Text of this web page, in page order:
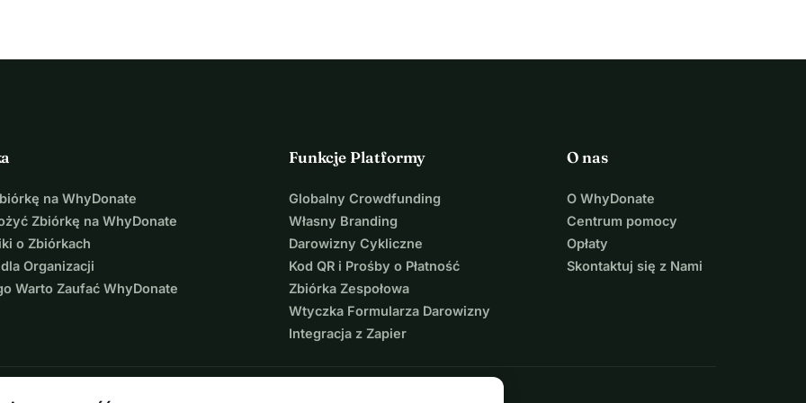
i cieszenie się widokiem ogrodu. Można prowadzić
w której każdy odwiedzający może cieszyć się
właśnie zaczęli wynajmować Stary Pub z ogrodem w Tállyi.
ogromnej różnorodności roślin i ziół, w tym mikroliści
setki lat ziemia należała do zakonu Paulinów. Anna
restaurację, w której dostępne będą proste potrawy i
przekopując ziemię w ogrodzie i z powodzeniem
kupić i zainstalować namiot foliowy do uprawy
Pracują z prostymi narzędziami i własnymi rękami, z
na WhyDonate
Zbiórkę na WhyDonate
o Zbiórkach
Organizacji
Warto Zaufać WhyDonate
Funkcje Platformy
Globalny Crowdfunding
Własny Branding
Darowizny Cykliczne
Kod QR i Prośby o Płatność
Zbiórka Zespołowa
Wtyczka Formularza Darowizny
Integracja z Zapier
O nas
O WhyDonate
Centrum pomocy
Opłaty
Skontaktuj się z Nami